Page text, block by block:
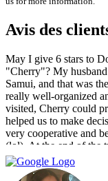
Avis des
May I give 6 stars to
"Cherry"? My
Samui, and that was
really well-organized
visited, Cherry could
helped us to make
very cooperative and
(lol). At the end of the
from Cherry and
friend and surely if we